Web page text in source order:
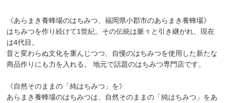
《あらまき養蜂場のはちみつ、福岡県小郡市のあらまき養蜂場》
はちみつを作り続けて1世紀。その伝統は脈々と引き継がれ、現在
は4代目。
昔と変わらぬ文化を重んじつつ、自慢のはちみつを使用した新たな
商品作りにも力を入れる。 地元で話題のはちみつ専門店です。
《自然そのままの「純はちみつ」を》
あらまき養蜂場のはちみつは、自然そのままの「純はちみつ」をあ